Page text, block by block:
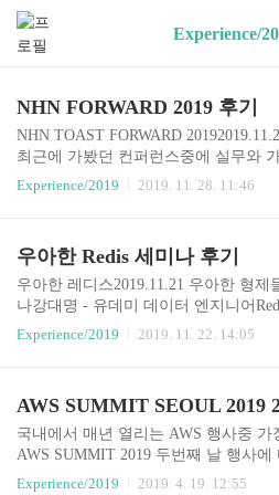
Experience/
NHN FORWARD 2019 후기
NHN TOAST FORWARD
최근에 가봤던 컨퍼런스중에 실무와
고 생각되는 주제들이 가장 많았습니다
서 도입해서 사용하고 있거나, 우리가
1. '깃' 깔나는 Git 워크플로우 알아보기
버개발팀 - 신승엽 주요 Git 워크플로
it flow항상 존재하는 브랜치master 브랜
브랜치feature 브랜치특정 feature의 개
Experience/2019 2019. 11. 28. 11:46
우아한 Redis 세미나 후기
우아한 레디스2019.11.21 우아한 형제
나강대명 - 유데미 데이터 엔지니어
ollection이 중요한가Redis
데이터 분산Redis FailoverMonitoring
s Intro와 사용법 내용은 압축과 생략
진행하고, 경험에 의해 쌓인 redis 운영
한 이야기를 중점적으로 들을 수 있어
Experience/2019 2019. 11. 22. 14:05
국내에서 매년 열리는 AWS 행사중 가
AWS SUMMIT 2019 두번째 날 행사에
다.매년 참석자가 폭증하는 느낌 인데
Experience/2019 2019. 4. 19. 12:55